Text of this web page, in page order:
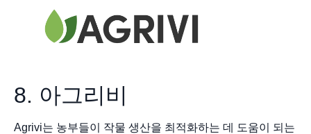
8. 아그리비
Agrivi는 농부들이 작물 생산을 최적화하는 데 도움이 되는